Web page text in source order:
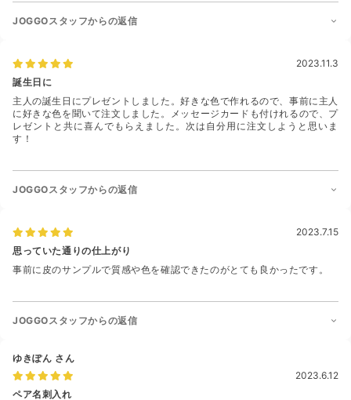
JOGGOスタッフからの返信
2023.11.3
誕生日に
主人の誕生日にプレゼントしました。好きな色で作れるので、事前に主人
に好きな色を聞いて注文しました。メッセージカードも付けれるので、プ
レゼントと共に喜んでもらえました。次は自分用に注文しようと思いま
す！
JOGGOスタッフからの返信
2023.7.15
思っていた通りの仕上がり
事前に皮のサンプルで質感や色を確認できたのがとても良かったです。
JOGGOスタッフからの返信
ゆきぽん さん
2023.6.12
ペア名刺入れ